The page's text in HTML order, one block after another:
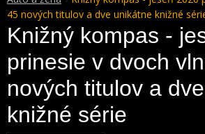
45 nových titulov a dve unikátne knižné
Knižný kompas -
prinesie v dvoch
nových titulov a
knižné série